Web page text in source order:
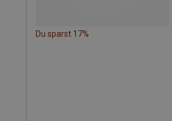
Du sparst 17%